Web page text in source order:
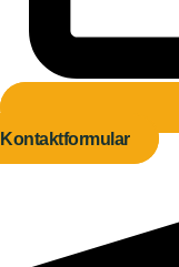
Kontaktformular